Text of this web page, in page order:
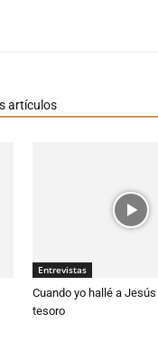
artículos
Entrevistas
Cuando yo hallé a
tesoro